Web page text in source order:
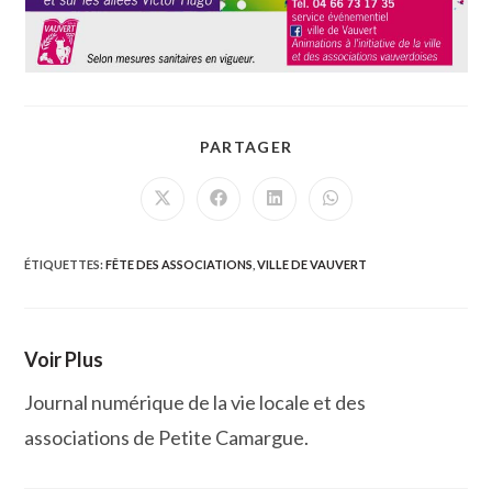
PARTAGER
Ouvrir
fenêtre
Ouvrir
fenêtre
Ouvrir
fenêtre
Ouvrir
fenêtre
ÉTIQUETTES:FÊTE DES ASSOCIATIONS VILLE DE VAUVERT
Voir Plus
Journal numérique de la vie locale et des
associations de Petite Camargue.